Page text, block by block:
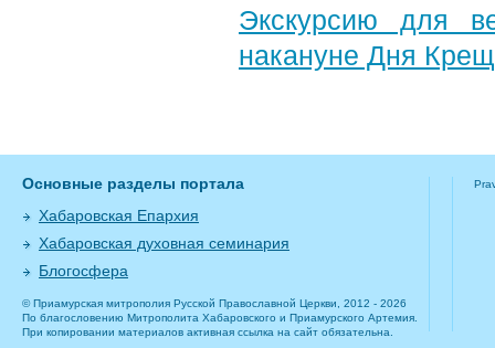
Экскурсию для
накануне Дня
Основные разделы портала
Хабаровская Епархия
Хабаровская духовная семинария
Блогосфера
© Приамурская митрополия Русской Православной Церкви, 2012 - 2026
По благословению Митрополита Хабаровского и Приамурского Артемия.
При копировании материалов активная ссылка на сайт обязательна.